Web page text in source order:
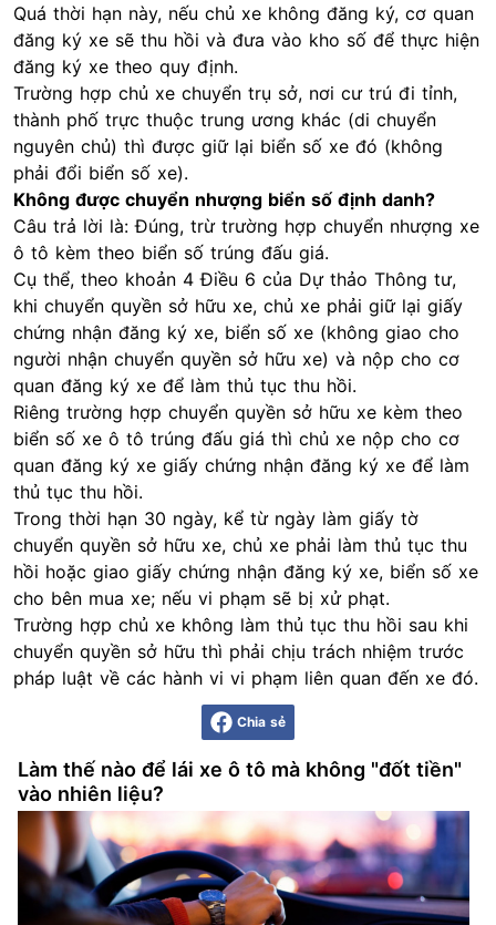
Quá thời hạn này, nếu chủ xe không đăng ký, cơ quan
đăng ký xe sẽ thu hồi và đưa vào kho số để thực hiện
đăng ký xe theo quy định.
Trường hợp chủ xe chuyển trụ sở, nơi cư trú đi tỉnh,
thành phố trực thuộc trung ương khác (di chuyển
nguyên chủ) thì được giữ lại biển số xe đó (không
phải đổi biển số xe).
Không được chuyển nhượng biển số định danh?
Câu trả lời là: Đúng, trừ trường hợp chuyển nhượng xe
ô tô kèm theo biển số trúng đấu giá.
Cụ thể, theo khoản 4 Điều 6 của Dự thảo Thông tư,
khi chuyển quyền sở hữu xe, chủ xe phải giữ lại giấy
chứng nhận đăng ký xe, biển số xe (không giao cho
người nhận chuyển quyền sở hữu xe) và nộp cho cơ
quan đăng ký xe để làm thủ tục thu hồi.
Riêng trường hợp chuyển quyền sở hữu xe kèm theo
biển số xe ô tô trúng đấu giá thì chủ xe nộp cho cơ
quan đăng ký xe giấy chứng nhận đăng ký xe để làm
thủ tục thu hồi.
Trong thời hạn 30 ngày, kể từ ngày làm giấy tờ
chuyển quyền sở hữu xe, chủ xe phải làm thủ tục thu
hồi hoặc giao giấy chứng nhận đăng ký xe, biển số xe
cho bên mua xe; nếu vi phạm sẽ bị xử phạt.
Trường hợp chủ xe không làm thủ tục thu hồi sau khi
chuyển quyền sở hữu thì phải chịu trách nhiệm trước
pháp luật về các hành vi vi phạm liên quan đến xe đó.
Chia sẻ
Làm thế nào để lái xe ô tô mà không "đốt tiền"
vào nhiên liệu?